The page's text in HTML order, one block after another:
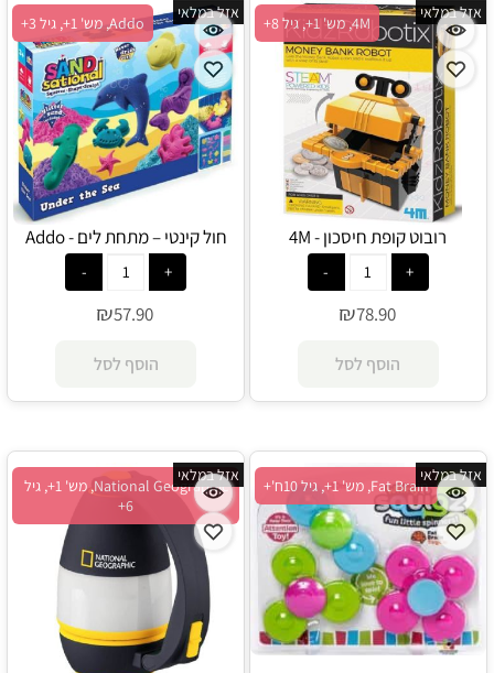
4M, מש' 1+, גיל 8+
אזל במלאי
רובוט קופת חיסכון - 4M
₪78.90
הוסף לסל
Addo, מש' 1+, גיל 3+
אזל במלאי
חול קינטי – מתחת לים - Addo
₪57.90
הוסף לסל
Fat Brain, מש' 1+, גיל 10ח'+
אזל במלאי
National Geographic, מש' 1+, גיל
6+
אזל במלאי